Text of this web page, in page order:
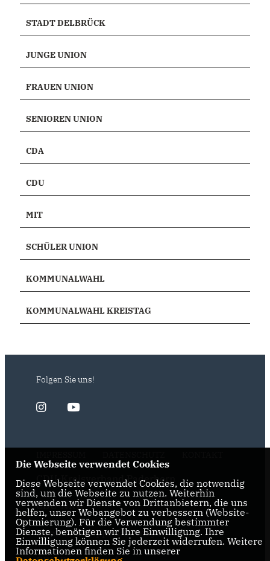
STADT DELBRÜCK
JUNGE UNION
FRAUEN UNION
SENIOREN UNION
CDA
CDU
MIT
SCHÜLER UNION
KOMMUNALWAHL
KOMMUNALWAHL KREISTAG
Folgen Sie uns!
CDU-Kreisverband Paderborn
CDU-NRW
Bernhard Hoppe-Biermeyer MdL
Die Webseite verwendet Cookies
Diese Webseite verwendet Cookies, die notwendig
sind, um die Webseite zu nutzen. Weiterhin
verwenden wir Dienste von Drittanbietern, die uns
helfen, unser Webangebot zu verbessern (Website-
Optmierung). Für die Verwendung bestimmter
Dienste, benötigen wir Ihre Einwilligung. Ihre
Einwilligung können Sie jederzeit widerrufen. Weitere
Informationen finden Sie in unserer